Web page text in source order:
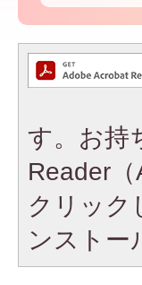
す。お持
Reader
クリック
ンストー